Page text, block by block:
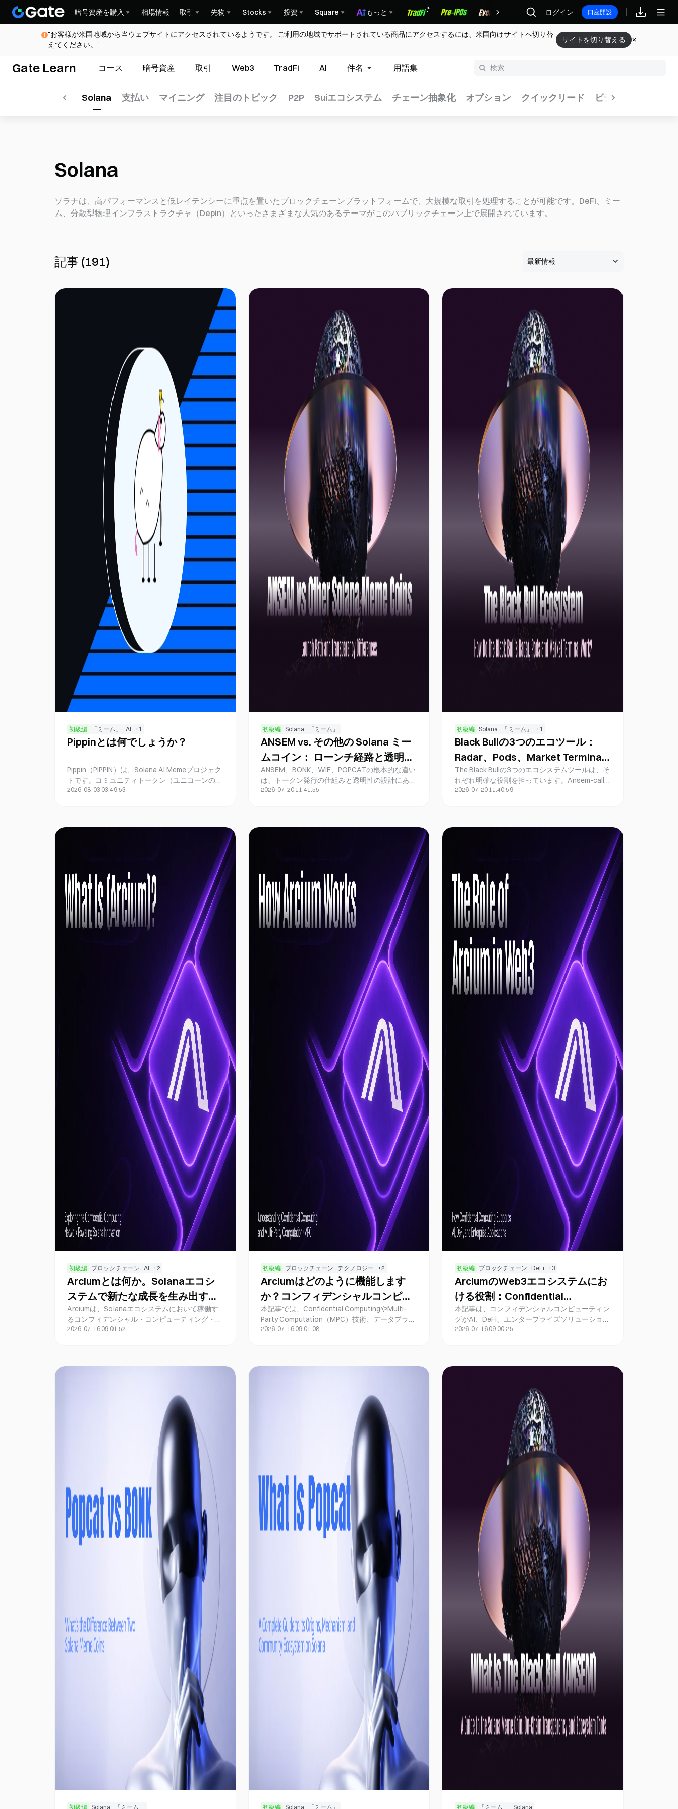
暗号資産を購入 相場情報 取引 先物 Stocks 投資 Square もっと 報酬 ログイン 口座開設
"お客様が米国地域から当ウェブサイトにアクセスされているようです。 ご利用の地域でサポートされている商品にアクセスするには、米国向けサイトへ切り替
えてください。"
サイトを切り替える
Gate Learn コース 暗号資産 取引 Web3 TradFi AI 件名 用語集
Layer 2 Solana 支払い マイニング 注目のトピック P2P Suiエコシステム チェーン抽象化 オプション クイックリード ビデオ
Solana
ソラナは、高パフォーマンスと低レイテンシーに重点を置いたブロックチェーンプラットフォームで、大規模な取引を処理することが可能です。DeFi、ミー
ム、分散型物理インフラストラクチャ（Depin）といったさまざまな人気のあるテーマがこのパブリックチェーン上で展開されています。
記事 (191)
初級編 「ミーム」 AI +1
Pippinとは何でしょうか？
Pippin（PIPPIN）は、Solana AI Memeプロジェク
トです。コミュニティトークン（ユニコーンのペ
ルソナ）と、役割・目標・記憶・ツールスキルを
2026-08-03 03:49:53
初級編 Solana 「ミーム」
ANSEM vs. その他の Solana ミー
ムコイン： ローンチ経路と透明性
の違い
ANSEM、BONK、WIF、POPCATの根本的な違い
は、トークン発行の仕組みと透明性の設計にあり
ます。ANSEMはPump.funの結合曲線を経て
読性、そしてRadar/Pods/Terminalのツール層に
直接関連しています。
2026-07-20 11:41:55
初級編 Solana 「ミーム」 +1
Black Bullの3つのエコツール：
Radar、Pods、Market Terminal
はどのように機能するのでしょう
か？
The Black Bullの3つのエコシステムツールは、そ
れぞれ明確な役割を担っています。Ansem-call
RadarはAnsem関連のオンチェーンシグナルとコ
時価総額、およびポジション分布を直接読み取り
SolanaウォレットにおけるSPLの保有および振替
操作を代替するものではありません。
2026-07-20 11:40:59
初級編 ブロックチェーン AI +2
Arciumとは何か。Solanaエコシ
ステムで新たな成長を生み出す機
密計算ネットワークの役割を解説
します
Arciumは、Solanaエコシステムにおいて稼働す
るコンフィデンシャル・コンピューティング・ネ
ットワークで、MPCテクノロジーによる暗号化デ
2026-07-16 09:01:52
初級編 ブロックチェーン テクノロジー +2
Arciumはどのように機能します
か？コンフィデンシャルコンピュ
ーティングおよびMPCテクノロジ
ーアーキテクチャの詳細をご紹介
本記事では、Confidential ComputingやMulti-
Party Computation（MPC）技術、データプライ
バシー保護の仕組みを検証し、Arciumが安全で
2026-07-16 09:01:08
初級編 ブロックチェーン DeFi +3
ArciumのWeb3エコシステムにお
ける役割：Confidential
ComputingがAI、DeFi、エンター
プライズアプリケーションをどの
本記事は、コンフィデンシャルコンピューティン
グがAI、DeFi、エンタープライズソリューショ
ン、デベロッパーエコシステムとどのように結び
2026-07-16 09:00:25
初級編 Solana 「ミーム」 初級編 Solana 「ミーム」 初級編 「ミーム」 Solana